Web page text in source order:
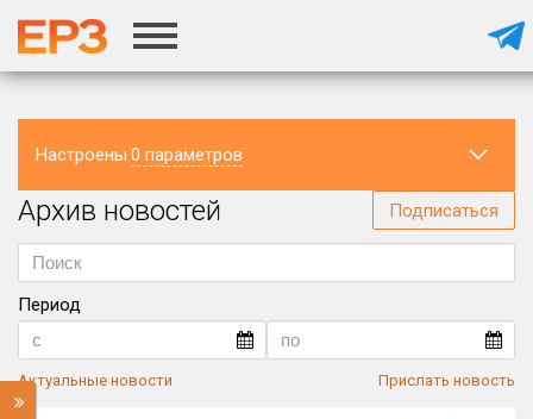
Настроены 0 параметров
Регион
Архив новостей Подписаться
Период
Актуальные новости Прислать новость